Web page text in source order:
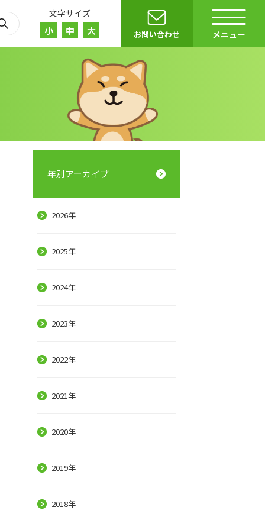
文字サイズ
小 中 大 お問い合わせ メニュー
年別アーカイブ
2026年
2025年
2024年
2023年
2022年
2021年
2020年
2019年
2018年